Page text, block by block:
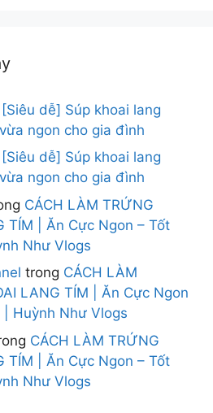
[Siêu dễ] Súp khoai lang
ngon cho gia đình
[Siêu dễ] Súp khoai lang
ngon cho gia đình
CÁCH LÀM TRỨNG
TÍM | Ăn Cực Ngon – Tốt
Như Vlogs
trong CÁCH LÀM
LANG TÍM | Ăn Cực Ngon
Huỳnh Như Vlogs
CÁCH LÀM TRỨNG
TÍM | Ăn Cực Ngon – Tốt
Như Vlogs